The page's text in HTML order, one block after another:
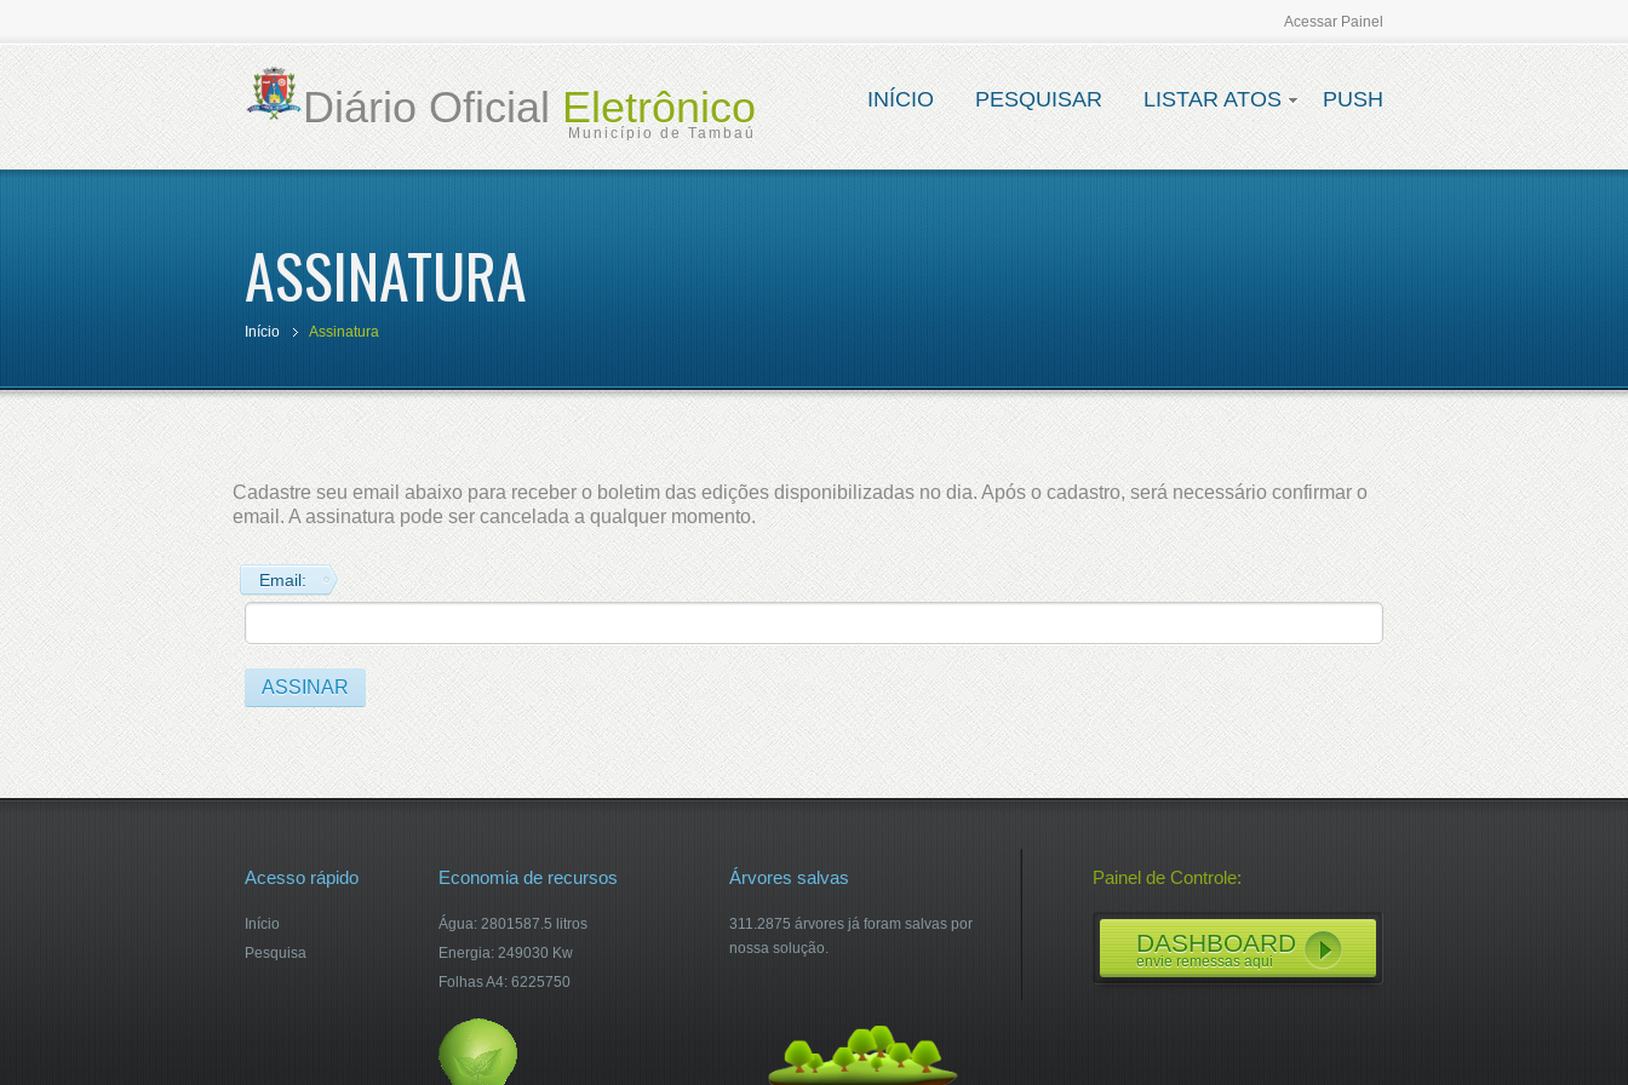
Acessar Painel
Diário OficialEletrônico
Município de Tambaú
INÍCIO PESQUISAR LISTAR ATOS PUSH
ASSINATURA
Início Assinatura
Cadastre seu email abaixo para receber o boletim das edições disponibilizadas no dia. Após o cadastro, será necessário confirmar o
email. A assinatura pode ser cancelada a qualquer momento.
Email:
Acesso rápido
Início
Pesquisa
Economia de recursos
Água: 2801587.5 litros
Energia: 249030 Kw
Folhas A4: 6225750
Árvores salvas
311.2875 árvores já foram salvas por
nossa solução.
Painel de Controle:
DASHBOARD
envie remessas aqui